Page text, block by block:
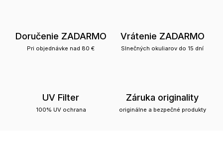
Doručenie ZADARMO
Pri objednávke nad 80 €
Vrátenie ZADARMO
Slnečných okuliarov do 15 dní
UV Filter
100% UV ochrana
Záruka originality
originálne a bezpečné produkty